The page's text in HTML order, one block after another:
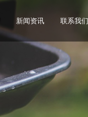
新闻资讯 联系我们